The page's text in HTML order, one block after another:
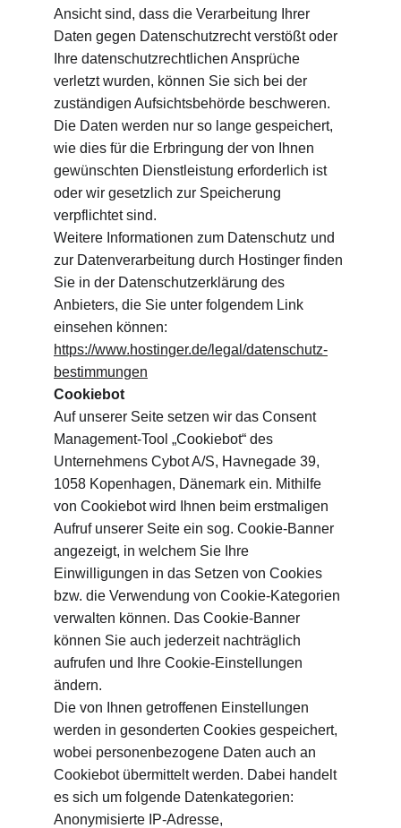
Ansicht sind, dass die Verarbeitung Ihrer
Daten gegen Datenschutzrecht verstößt oder
Ihre datenschutzrechtlichen Ansprüche
verletzt wurden, können Sie sich bei der
zuständigen Aufsichtsbehörde beschweren.
Die Daten werden nur so lange gespeichert,
wie dies für die Erbringung der von Ihnen
gewünschten Dienstleistung erforderlich ist
oder wir gesetzlich zur Speicherung
verpflichtet sind.
Weitere Informationen zum Datenschutz und
zur Datenverarbeitung durch Hostinger finden
Sie in der Datenschutzerklärung des
Anbieters, die Sie unter folgendem Link
einsehen können:
https://www.hostinger.de/legal/datenschutz-
bestimmungen
Cookiebot
Auf unserer Seite setzen wir das Consent
Management-Tool „Cookiebot“ des
Unternehmens Cybot A/S, Havnegade 39,
1058 Kopenhagen, Dänemark ein. Mithilfe
von Cookiebot wird Ihnen beim erstmaligen
Aufruf unserer Seite ein sog. Cookie-Banner
angezeigt, in welchem Sie Ihre
Einwilligungen in das Setzen von Cookies
bzw. die Verwendung von Cookie-Kategorien
verwalten können. Das Cookie-Banner
können Sie auch jederzeit nachträglich
aufrufen und Ihre Cookie-Einstellungen
ändern.
Die von Ihnen getroffenen Einstellungen
werden in gesonderten Cookies gespeichert,
wobei personenbezogene Daten auch an
Cookiebot übermittelt werden. Dabei handelt
es sich um folgende Datenkategorien:
Anonymisierte IP-Adresse,